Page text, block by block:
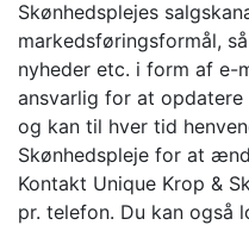
Skønhedsplejes
markedsføringsformål,
nyheder etc. i form af e-
ansvarlig for at opdatere
og kan til hver tid
Skønhedspleje for at
Kontakt Unique Krop &
pr. telefon. Du kan også